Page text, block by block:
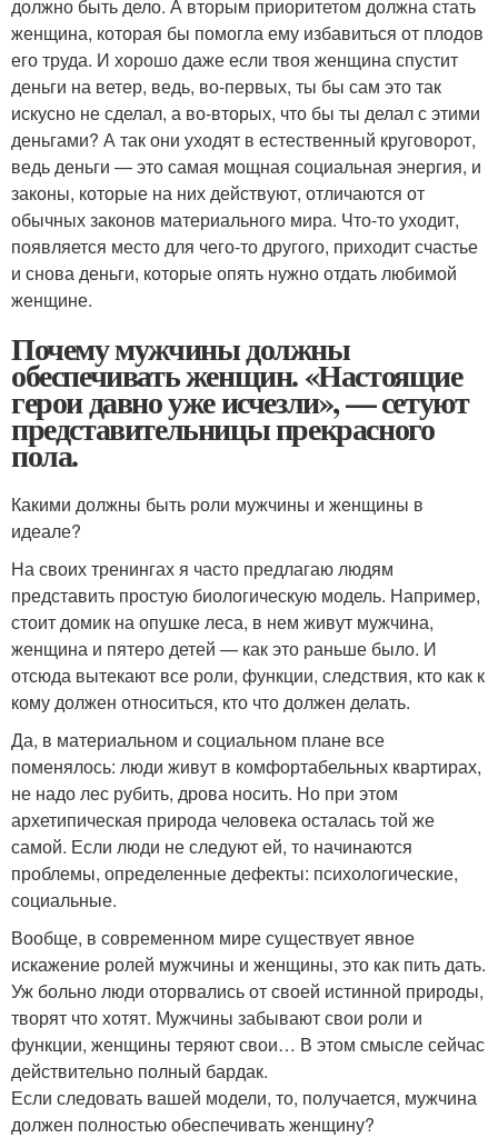
должно быть дело. А вторым приоритетом должна стать
женщина, которая бы помогла ему избавиться от плодов
его труда. И хорошо даже если твоя женщина спустит
деньги на ветер, ведь, во-первых, ты бы сам это так
искусно не сделал, а во-вторых, что бы ты делал с этими
деньгами? А так они уходят в естественный круговорот,
ведь деньги — это самая мощная социальная энергия, и
законы, которые на них действуют, отличаются от
обычных законов материального мира. Что-то уходит,
появляется место для чего-то другого, приходит счастье
и снова деньги, которые опять нужно отдать любимой
женщине.
Почему мужчины должны
обеспечивать женщин. «Настоящие
герои давно уже исчезли», — сетуют
представительницы прекрасного
пола.
Какими должны быть роли мужчины и женщины в
идеале?
На своих тренингах я часто предлагаю людям
представить простую биологическую модель. Например,
стоит домик на опушке леса, в нем живут мужчина,
женщина и пятеро детей — как это раньше было. И
отсюда вытекают все роли, функции, следствия, кто как к
кому должен относиться, кто что должен делать.
Да, в материальном и социальном плане все
поменялось: люди живут в комфортабельных квартирах,
не надо лес рубить, дрова носить. Но при этом
архетипическая природа человека осталась той же
самой. Если люди не следуют ей, то начинаются
проблемы, определенные дефекты: психологические,
социальные.
Вообще, в современном мире существует явное
искажение ролей мужчины и женщины, это как пить дать.
Уж больно люди оторвались от своей истинной природы,
творят что хотят. Мужчины забывают свои роли и
функции, женщины теряют свои… В этом смысле сейчас
действительно полный бардак.
Если следовать вашей модели, то, получается, мужчина
должен полностью обеспечивать женщину?